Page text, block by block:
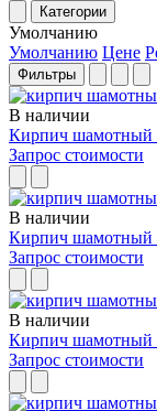
Категории
Умолчанию
Умолчанию Цене
Фильтры
В наличии
Кирпич
Запрос стоимости
В наличии
Кирпич
Запрос стоимости
В наличии
Кирпич
Запрос стоимости